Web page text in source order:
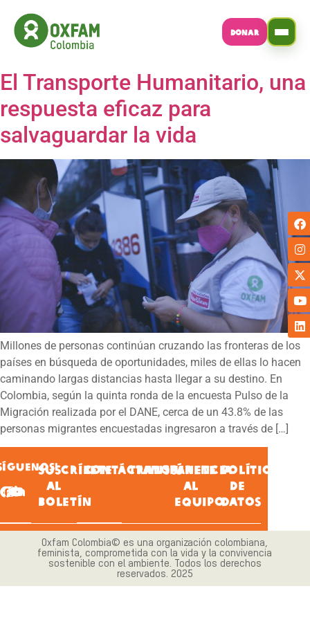
DONAR
El Transporte Humanitario, una
respuesta eficaz para
salvaguardar la vida
Millones de personas continúan cruzando las fronteras de los
países en búsqueda de oportunidades, miles de ellas lo hacen
caminando largas distancias hasta llegar a su destino. En
Colombia, según la quinta ronda de la encuesta Pulso de la
Migración realizada por el DANE, cerca de un 43.8% de las
personas migrantes encuestadas ingresaron a través de […]
SUSCRÍBETE
AL
BOLETÍN
CONTÁCTANOS
TRANSPARENCIA
ÚNETE
AL
EQUIPO
POLÍTICA
DE
DATOS
Oxfam Colombia© es una organización colombiana,
feminista, comprometida con la vida y la convivencia
sostenible con el ambiente. Todos los derechos
reservados. 2025